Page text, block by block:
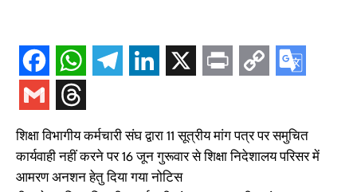
शिक्षा विभागीय कर्मचारी संघ द्वारा 11 सूत्रीय मांग पत्र पर समुचित
कार्यवाही नहीं करने पर 16 जून गुरूवार से शिक्षा निदेशालय परिसर में
आमरण अनशन हेतु दिया गया नोटिस